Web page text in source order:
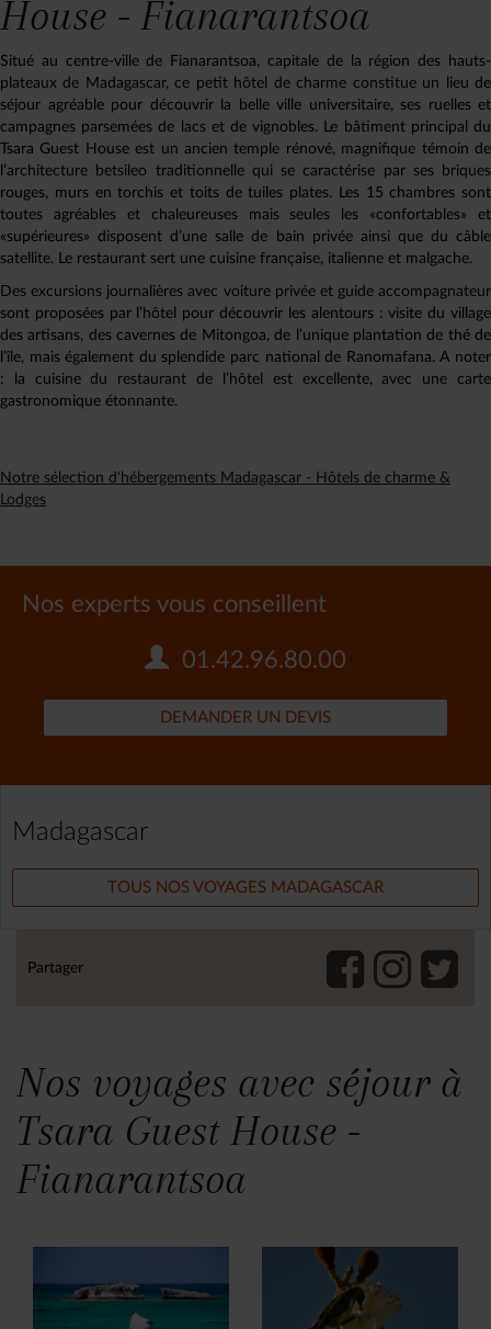
House - Fianarantsoa
Situé au centre-ville de Fianarantsoa, capitale de la région des hauts-
plateaux de Madagascar, ce petit hôtel de charme constitue un lieu de
séjour agréable pour découvrir la belle ville universitaire, ses ruelles et
campagnes parsemées de lacs et de vignobles. Le bâtiment principal du
Tsara Guest House est un ancien temple rénové, magnifique témoin de
l’architecture betsileo traditionnelle qui se caractérise par ses briques
rouges, murs en torchis et toits de tuiles plates. Les 15 chambres sont
toutes agréables et chaleureuses mais seules les «confortables» et
«supérieures» disposent d’une salle de bain privée ainsi que du câble
satellite. Le restaurant sert une cuisine française, italienne et malgache.
Des excursions journalières avec voiture privée et guide accompagnateur
sont proposées par l’hôtel pour découvrir les alentours : visite du village
des artisans, des cavernes de Mitongoa, de l’unique plantation de thé de
l’île, mais également du splendide parc national de Ranomafana. A noter
: la cuisine du restaurant de l’hôtel est excellente, avec une carte
gastronomique étonnante.
Notre sélection d'hébergements Madagascar - Hôtels de charme &
Lodges
Nos experts vous conseillent
01.42.96.80.00
DEMANDER UN DEVIS
Madagascar
TOUS NOS VOYAGES MADAGASCAR
Partager
Nos voyages avec séjour à
Tsara Guest House -
Fianarantsoa